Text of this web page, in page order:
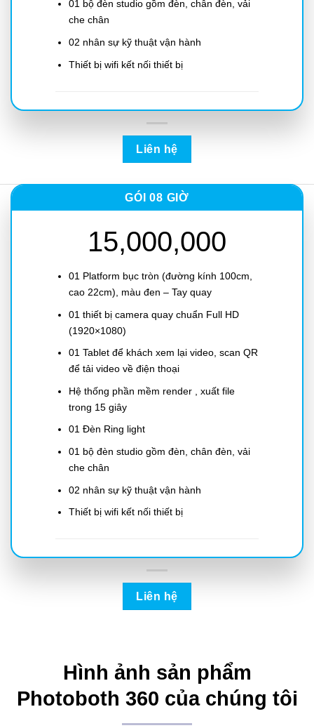
01 bộ đèn studio gồm đèn, chân đèn, vải
che chân
02 nhân sự kỹ thuật vận hành
Thiết bị wifi kết nối thiết bị
Liên hệ
GÓI 08 GIỜ
15,000,000
01 Platform bục tròn (đường kính 100cm,
cao 22cm), màu đen – Tay quay
01 thiết bị camera quay chuẩn Full HD
(1920×1080)
01 Tablet để khách xem lại video, scan QR
để tải video về điện thoại
Hệ thống phần mềm render , xuất file
trong 15 giây
01 Đèn Ring light
01 bộ đèn studio gồm đèn, chân đèn, vải
che chân
02 nhân sự kỹ thuật vận hành
Thiết bị wifi kết nối thiết bị
Liên hệ
Hình ảnh sản phẩm
Photoboth 360 của chúng tôi